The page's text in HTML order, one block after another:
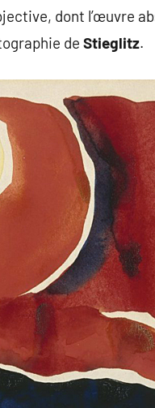
dont l’œuvre
de Stieglitz.